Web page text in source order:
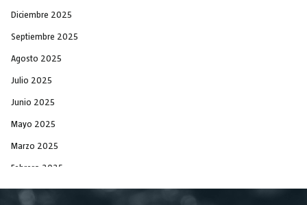
Diciembre 2025
Septiembre 2025
Agosto 2025
Julio 2025
Junio 2025
Mayo 2025
Marzo 2025
Febrero 2025
Diciembre 2024